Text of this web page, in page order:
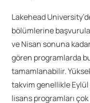
Lakehead
bölümlerine
ve Nisan sonuna
gören programlarda
tamamlanabilir.
takvim genellikle Eylül
lisans programları